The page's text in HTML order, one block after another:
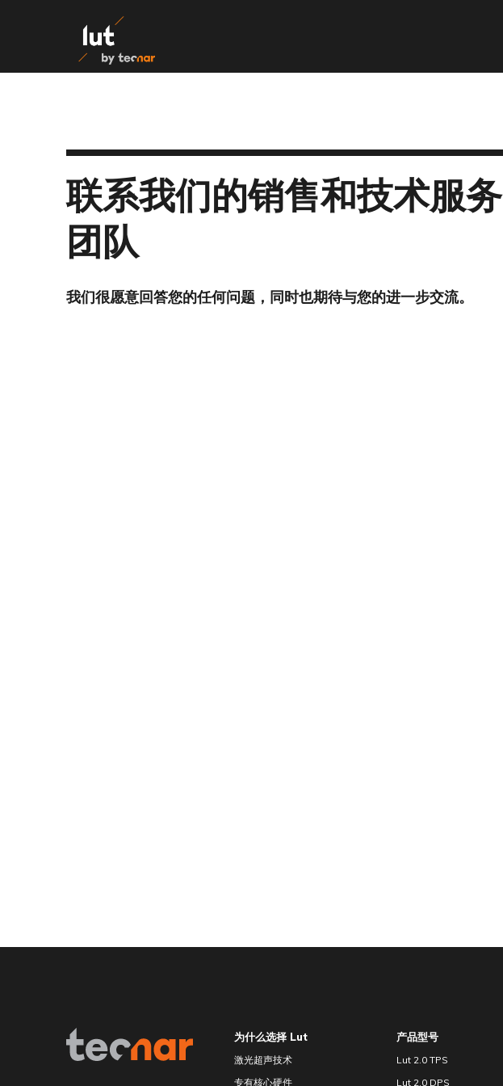
联系我们的销售和技术服务
团队
我们很愿意回答您的任何问题，同时也期待与您的进一步交流。
为什么选择 Lut
激光超声技术
专有核心硬件
产品型号
Lut 2.0 TPS
Lut 2.0 DPS